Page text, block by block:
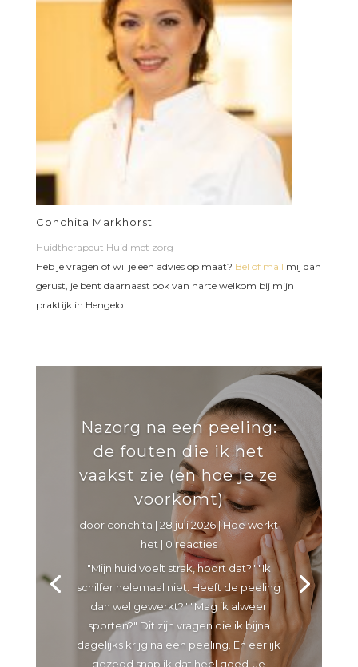
Conchita Markhorst
Huidtherapeut Huid met zorg
Heb je vragen of wil je een advies op maat? Bel of mail mij dan
gerust, je bent daarnaast ook van harte welkom bij mijn
praktijk in Hengelo.
Nazorg na een peeling:
de fouten die ik het
vaakst zie (en hoe je ze
voorkomt)
door conchita |28 juli 2026|Hoe werkt
het| 0 reacties
"Mijn huid voelt strak, hoort dat?" "Ik
schilfer helemaal niet. Heeft de peeling
dan wel gewerkt?" "Mag ik alweer
sporten?" Dit zijn vragen die ik bijna
dagelijks krijg na een peeling. En eerlijk
gezegd snap ik dat heel goed. Je